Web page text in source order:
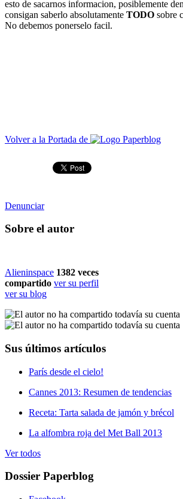
esto de sacarnos informacion, posiblemente
consigan saberlo absolutamente TODO sobre
No debemos ponerselo facil.
Volver a la Portada de
Denunciar
Sobre el autor
Alieninspace 1382 veces
compartido ver su perfil
ver su blog
Sus últimos artículos
París desde el cielo!
Cannes 2013: Resumen de tendencias
Receta: Tarta salada de jamón y brécol
La alfombra roja del Met Ball 2013
Ver todos
Dossier Paperblog